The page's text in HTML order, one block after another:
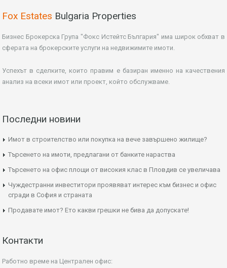
Fox Estates Bulgaria Properties
Бизнес Брокерска Група "Фокс Истейтс България" има широк обхват в
сферата на брокерските услуги на недвижимите имоти.
Успехът в сделките, които правим е базиран именно на качествения
анализ на всеки имот или проект, който обслужваме.
Последни новини
Имот в строителство или покупка на вече завършено жилище?
Търсенето на имоти, предлагани от банките нараства
Търсенето на офис площи от високия клас в Пловдив се увеличава
Чуждестранни инвеститори проявяват интерес към бизнес и офис
сгради в София и страната
Продавате имот? Ето какви грешки не бива да допускате!
Контакти
Работно време на Централен офис: